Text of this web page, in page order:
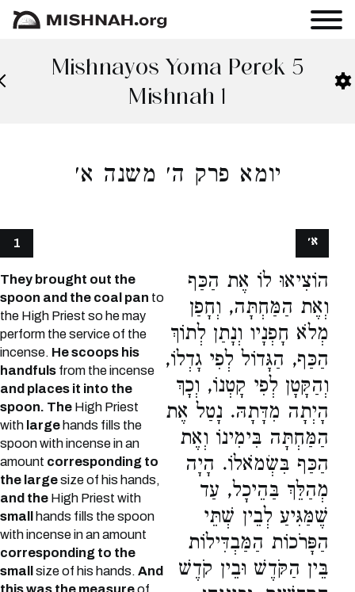
Mishnayos Yoma Perek 5
Mishnah 1
יומא פרק ה׳ משנה א׳
1
They brought out the
spoon and the coal pan to
the High Priest so he may
perform the service of the
incense. He scoops his
handfuls from the incense
and places it into the
spoon. The High Priest
with large hands fills the
spoon with incense in an
amount corresponding to
the largesize of his hands,
and the High Priest with
small
hands fills the spoon
with incense in an amount
corresponding to the
small
size of his hands. And
this was the measureof
הוֹצִיאוּ לוֹ אֶת הַכַּף
וְאֶת הַמַּחְתָּה, וְחָפַן
מְלֹא חָפְנָיו וְנָתַן לְתוֹךְ
הַכַּף, הַגָּדוֹל לְפִי גָדְלוֹ,
וְהַקָּטָן לְפִי קָטְנוֹ, וְכָךְ
הָיְתָה מִדָּתָהּ. נָטַל אֶת
הַמַּחְתָּה בִּימִינוֹ וְאֶת
הַכַּף בִּשְׂמֹאלוֹ. הָיָה
מְהַלֵּךְ בַּהֵיכָל, עַד
שֶׁמַּגִּיעַ לְבֵין שְׁתֵּי
הַפָּרֹכוֹת הַמַּבְדִּילוֹת
בֵּין הַקֹּדֶשׁ וּבֵין קֹדֶשׁ
א׳